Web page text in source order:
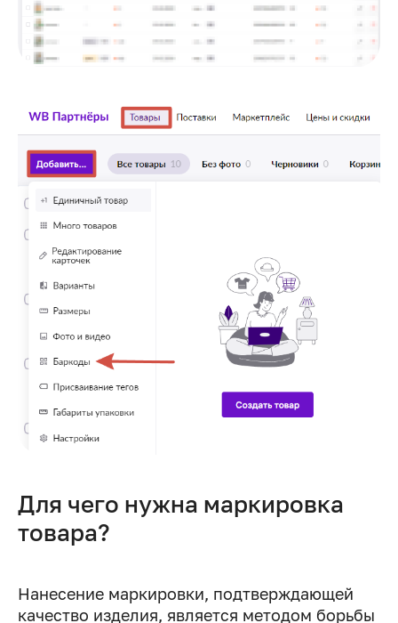
Для чего нужна маркировка
товара?
Нанесение маркировки, подтверждающей
качество изделия, является методом борьбы